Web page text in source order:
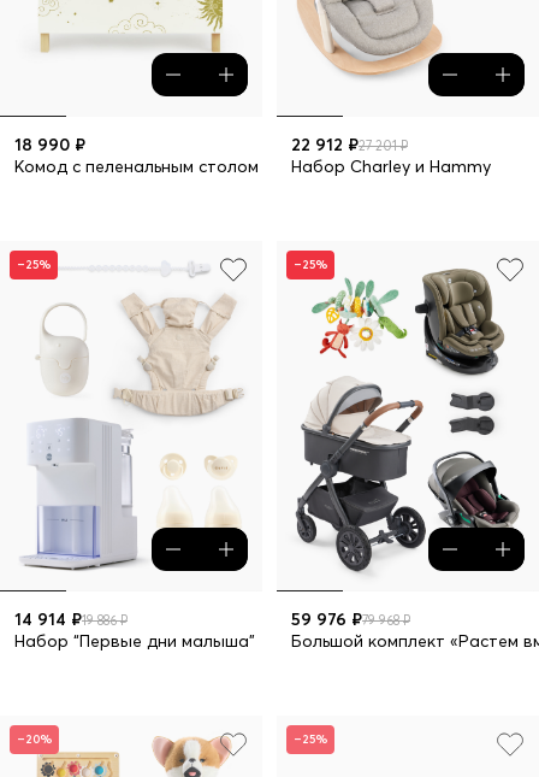
18 990 ₽
Комод с пеленальным столом FIOKI
22 912 ₽27 201 ₽
Набор Charley и Hammy
–25%
14 914 ₽19 886 ₽
Набор “Первые дни малыша”
–25%
59 976 ₽79 968 ₽
Большой комплект «Растем
–20% –25%